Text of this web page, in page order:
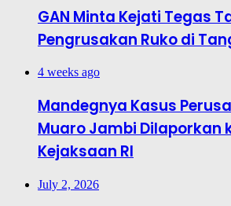
GAN Minta Kejati Tegas
Pengrusakan Ruko di
4 weeks ago
Mandegnya Kasus
Muaro Jambi Dilaporkan
Kejaksaan RI
July 2, 2026